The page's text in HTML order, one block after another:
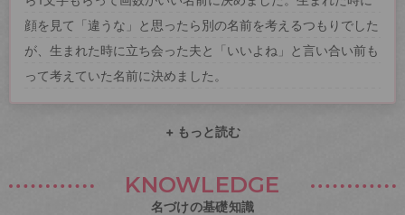
顔を見て「違うな」と思ったら別の名前を考えるつもりでした
が、生まれた時に立ち会った夫と「いいよね」と言い合い前も
って考えていた名前に決めました。
+ もっと読む
KNOWLEDGE
名づけの基礎知識